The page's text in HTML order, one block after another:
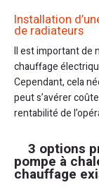
Installation
de radiateurs
Il est important de
chauffage
Cependant, cela
peut s’avérer
rentabilité de
3 options
pompe à
chauffage